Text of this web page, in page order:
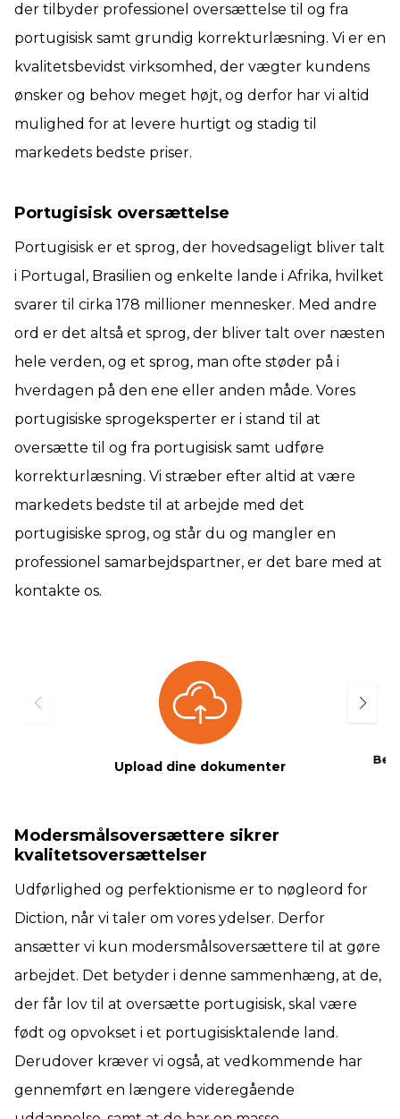
der tilbyder professionel oversættelse til og fra
portugisisk samt grundig korrekturlæsning. Vi er en
kvalitetsbevidst virksomhed, der vægter kundens
ønsker og behov meget højt, og derfor har vi altid
mulighed for at levere hurtigt og stadig til
markedets bedste priser.
Portugisisk oversættelse
Portugisisk er et sprog, der hovedsageligt bliver talt
i Portugal, Brasilien og enkelte lande i Afrika, hvilket
svarer til cirka 178 millioner mennesker. Med andre
ord er det altså et sprog, der bliver talt over næsten
hele verden, og et sprog, man ofte støder på i
hverdagen på den ene eller anden måde. Vores
portugisiske sprogeksperter er i stand til at
oversætte til og fra portugisisk samt udføre
korrekturlæsning. Vi stræber efter altid at være
markedets bedste til at arbejde med det
portugisiske sprog, og står du og mangler en
professionel samarbejdspartner, er det bare med at
kontakte os.
Upload dine dokumenter
Modersmålsoversættere sikrer
kvalitetsoversættelser
Udførlighed og perfektionisme er to nøgleord for
Diction, når vi taler om vores ydelser. Derfor
ansætter vi kun modersmålsoversættere til at gøre
arbejdet. Det betyder i denne sammenhæng, at de,
der får lov til at oversætte portugisisk, skal være
født og opvokset i et portugisisktalende land.
Derudover kræver vi også, at vedkommende har
gennemført en længere videregående